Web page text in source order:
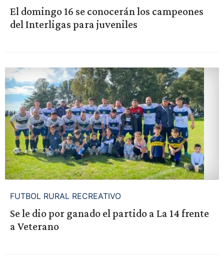
El domingo 16 se conocerán los campeones
del Interligas para juveniles
FUTBOL RURAL RECREATIVO
Se le dio por ganado el partido a La 14 frente
a Veterano